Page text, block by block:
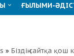
ҒЫЛЫМИ-
» Біздің сайтқа қош